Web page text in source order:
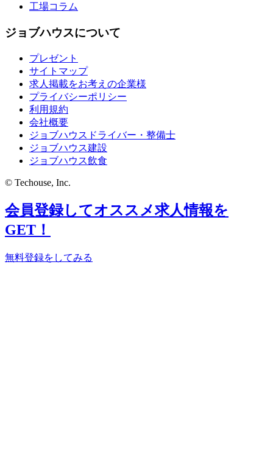
工場コラム
ジョブハウスについて
プレゼント
サイトマップ
求人掲載をお考えの企業様
プライバシーポリシー
利用規約
会社概要
ジョブハウスドライバー・整備士
ジョブハウス建設
ジョブハウス飲食
© Techouse, Inc.
会員登録してオススメ求人情報を
GET！
無料登録をしてみる